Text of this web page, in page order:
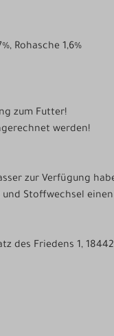
Rohasche 1,6%
zum Futter!
werden!
zur Verfügung
und Stoffwechsel
des Friedens 1,